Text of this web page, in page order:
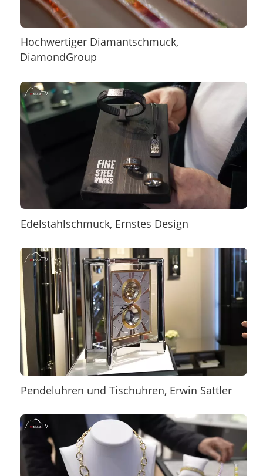
Hochwertiger Diamantschmuck,
DiamondGroup
Edelstahlschmuck, Ernstes Design
Pendeluhren und Tischuhren, Erwin Sattler